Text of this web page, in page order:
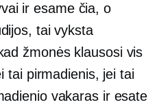
ir esame čia, o
tai vyksta
žmonės klausosi vis
tai pirmadienis, jei tai
vakaras ir esate